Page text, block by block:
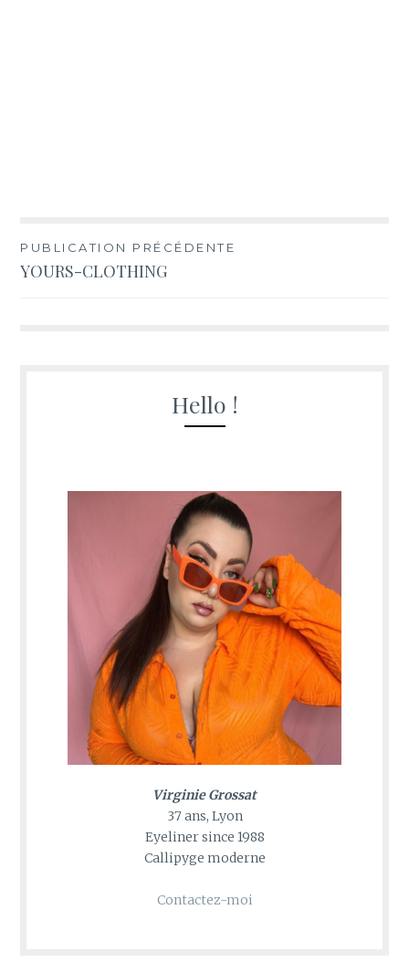
Navigation
de
PUBLICATION PRÉCÉDENTE
YOURS-CLOTHING
Hello !
Virginie Grossat
37 ans, Lyon
Eyeliner since 1988
Callipyge moderne
Contactez-moi